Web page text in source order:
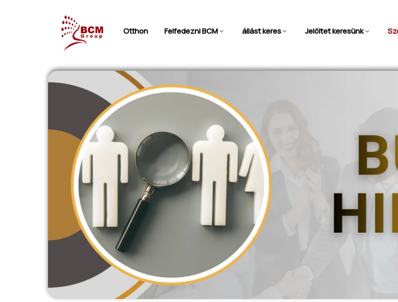
Otthon Felfedezni BCM állást keres Jelöltet keresünk